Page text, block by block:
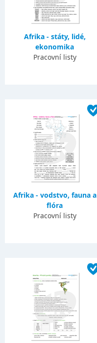
Afrika - státy, lidé,
ekonomika
Pracovní listy
Afrika - vodstvo, fauna a
flóra
Pracovní listy